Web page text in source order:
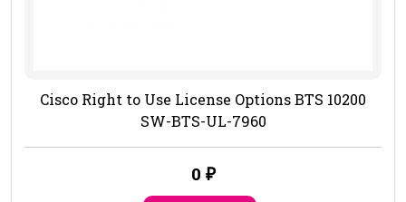
Cisco Right to Use License Options BTS 10200
SW-BTS-UL-7960
0 ₽